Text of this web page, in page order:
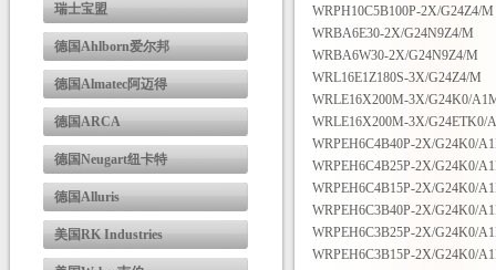
瑞士宝盟
德国Ahlborn爱尔邦
德国Almatec阿迈得
德国ARCA
德国Neugart纽卡特
德国Alluris
美国RK Industries
WRPH10C5B100P-2X/G24Z4/M
WRBA6E30-2X/G24N9Z4/M
WRBA6W30-2X/G24N9Z4/M
WRL16E1Z180S-3X/G24Z4/M
WRLE16X200M-3X/G24K0/
WRLE16X200M-3X/G24ETK0/
WRPEH6C4B40P-2X/G24K0/
WRPEH6C4B25P-2X/G24K0/
WRPEH6C4B15P-2X/G24K0/
WRPEH6C3B40P-2X/G24K0/
WRPEH6C3B25P-2X/G24K0/
WRPEH6C3B15P-2X/G24K0/